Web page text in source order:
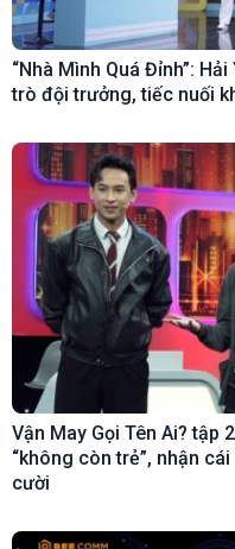
“Nhà Mình Quá Đỉnh”:
trò đội trưởng, tiếc nuối
Vận May Gọi Tên Ai? tập
“không còn trẻ”, nhận
cười